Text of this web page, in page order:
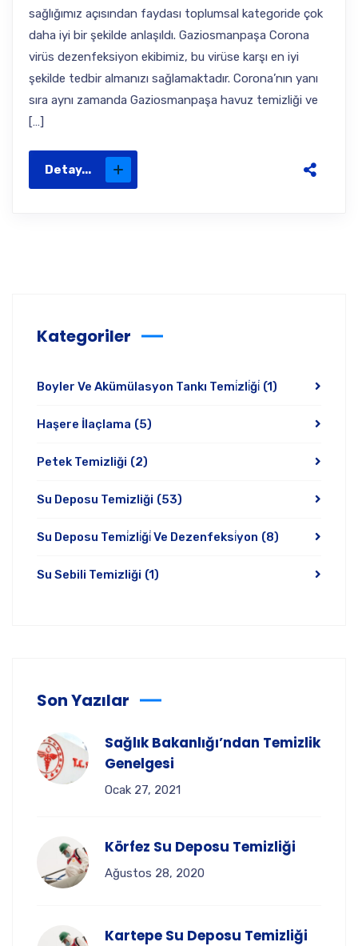
sağlığımız açısından faydası toplumsal kategoride çok
daha iyi bir şekilde anlaşıldı. Gaziosmanpaşa Corona
virüs dezenfeksiyon ekibimiz, bu virüse karşı en iyi
şekilde tedbir almanızı sağlamaktadır. Corona’nın yanı
sıra aynı zamanda Gaziosmanpaşa havuz temizliği ve
[…]
Detay...
Kategoriler
Boyler Ve Akümülasyon Tankı Temi̇zli̇ği̇ (1)
Haşere İlaçlama (5)
Petek Temizliği (2)
Su Deposu Temizliği (53)
Su Deposu Temi̇zli̇ği̇ Ve Dezenfeksi̇yon (8)
Su Sebili Temizliği (1)
Son Yazılar
Sağlık Bakanlığı’ndan Temizlik
Genelgesi
Ocak 27, 2021
Körfez Su Deposu Temizliği
Ağustos 28, 2020
Kartepe Su Deposu Temizliği